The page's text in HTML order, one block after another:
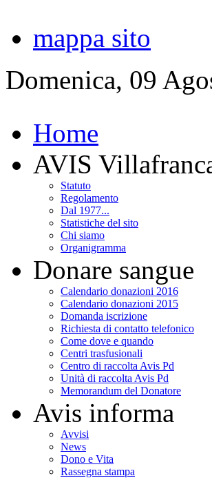
mappa sito
Domenica, 09
Home
AVIS
Statuto
Regolamento
Dal 1977...
Statistiche del sito
Chi siamo
Organigramma
Donare sangue
Calendario donazioni 2016
Calendario donazioni 2015
Domanda iscrizione
Richiesta di contatto telefonico
Come dove e quando
Centri trasfusionali
Centro di raccolta Avis Pd
Unità di raccolta Avis Pd
Memorandum del Donatore
Avis informa
Avvisi
News
Dono e Vita
Rassegna stampa